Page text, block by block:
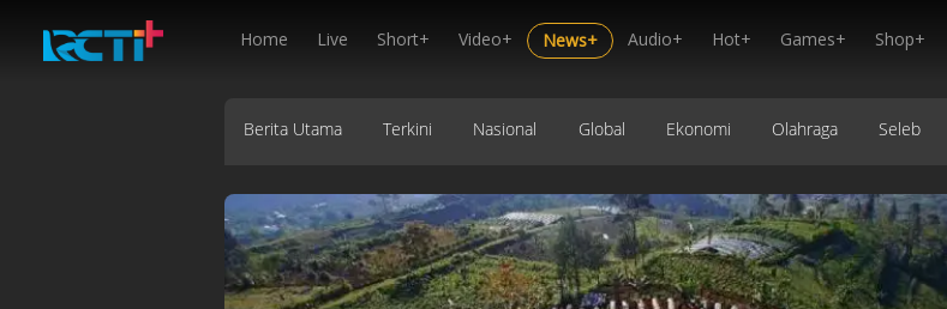
Home Live Short+ Video+ News+ Audio+ Hot+ Games+ Shop+
Berita Utama Terkini Nasional Global Ekonomi Olahraga Seleb